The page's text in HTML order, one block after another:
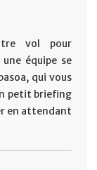
vol pour
équipe se
qui vous
petit briefing
en attendant